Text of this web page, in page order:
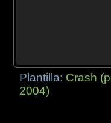
Plantilla: Crash
2004)